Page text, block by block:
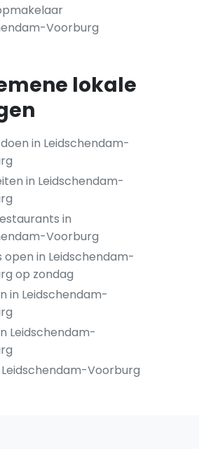
Voorburg
lokale
in Leidschendam-
in Leidschendam-
in
Voorburg
open in Leidschendam-
op zondag
in Leidschendam-
Leidschendam-
Leidschendam-Voorburg